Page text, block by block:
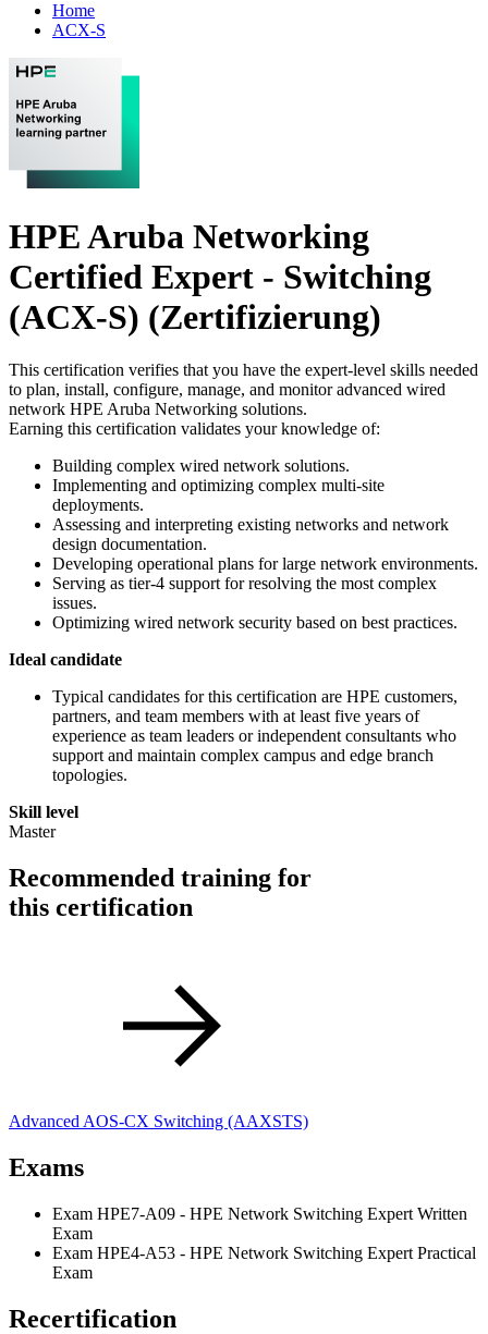
Home
ACX-S
HPE Aruba Networking
Certified Expert - Switching
(ACX-S) (Zertifizierung)
This certification verifies that you have the expert-level skills needed
to plan, install, configure, manage, and monitor advanced wired
network HPE Aruba Networking solutions.
Earning this certification validates your knowledge of:
Building complex wired network solutions.
Implementing and optimizing complex multi-site
deployments.
Assessing and interpreting existing networks and network
design documentation.
Developing operational plans for large network environments.
Serving as tier-4 support for resolving the most complex
issues.
Optimizing wired network security based on best practices.
Ideal candidate
Typical candidates for this certification are HPE customers,
partners, and team members with at least five years of
experience as team leaders or independent consultants who
support and maintain complex campus and edge branch
topologies.
Skill level
Master
Recommended training for
this certification
Advanced AOS-CX Switching (AAXSTS)
Exams
Exam HPE7-A09 - HPE Network Switching Expert Written
Exam
Exam HPE4-A53 - HPE Network Switching Expert Practical
Exam
Recertification